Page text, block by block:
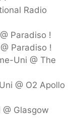
Radio
Paradiso !
Paradiso !
Uni @ The
@ O2 Apollo
Glasgow